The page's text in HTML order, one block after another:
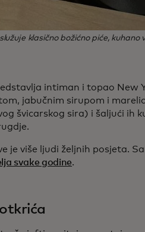
klasično božićno piće,
intiman i topao New
jabučnim sirupom i
švicarskog sira) i šaljući ih
je više ljudi željnih posjeta.
svake godine.